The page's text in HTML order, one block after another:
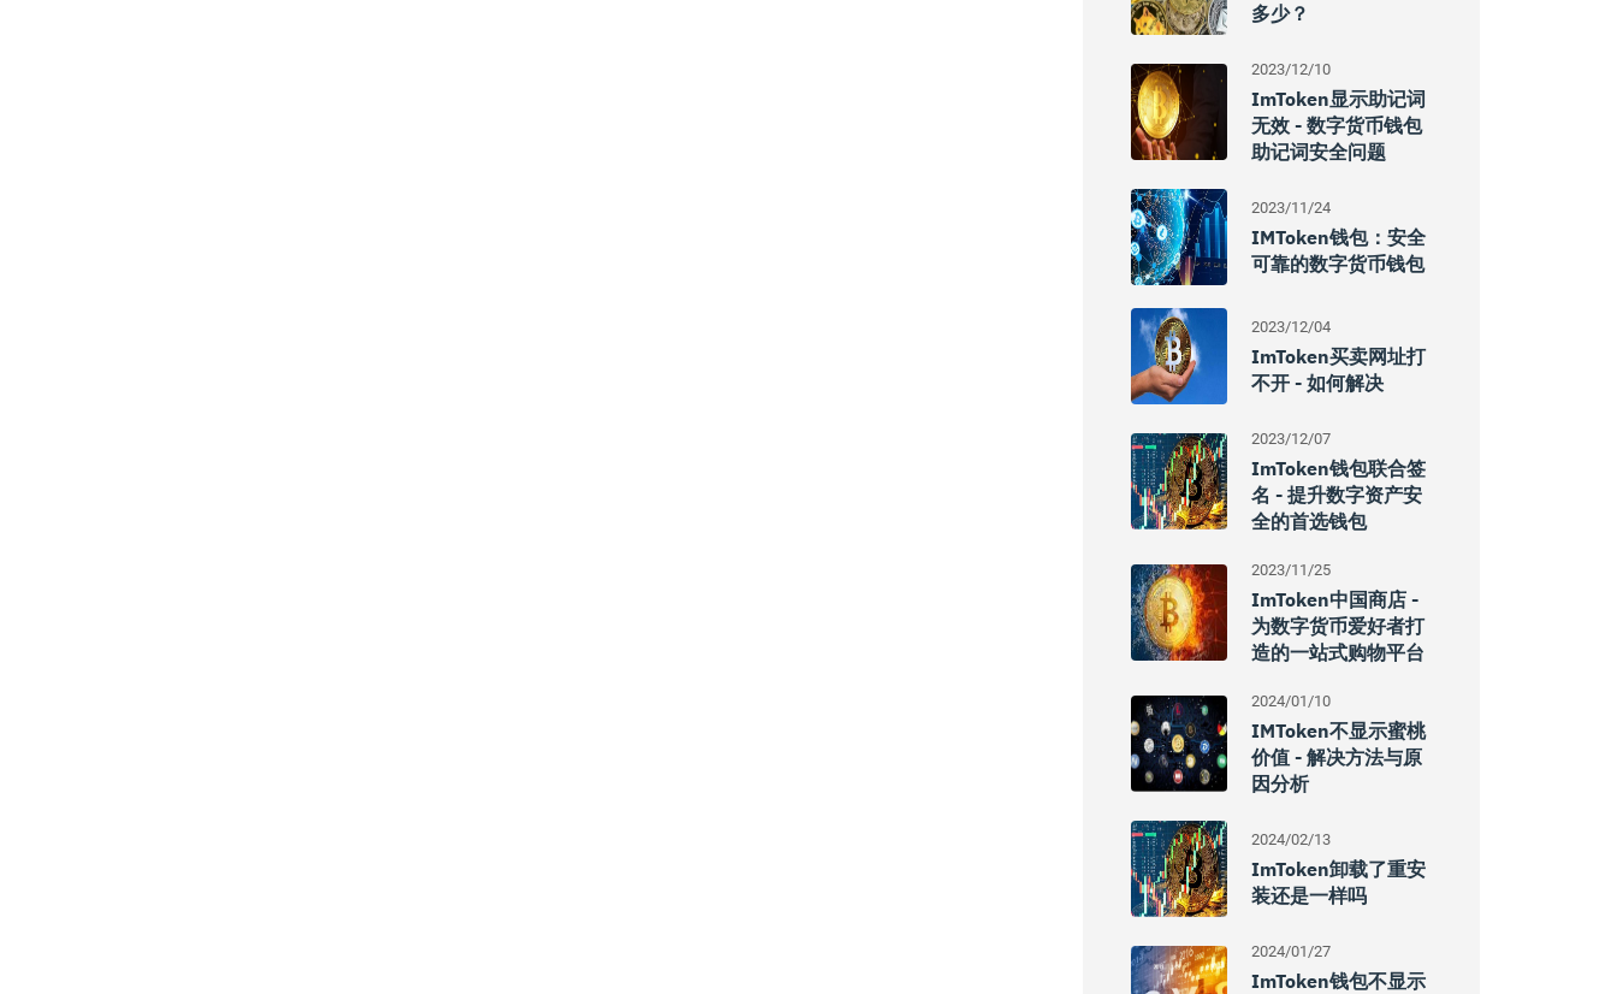
多少？
2023/12/10
ImToken显示助记词
无效 - 数字货币钱包
助记词安全问题
2023/11/24
IMToken钱包：安全
可靠的数字货币钱包
2023/12/04
ImToken买卖网址打
不开 - 如何解决
2023/12/07
ImToken钱包联合签
名 - 提升数字资产安
全的首选钱包
2023/11/25
ImToken中国商店 -
为数字货币爱好者打
造的一站式购物平台
2024/01/10
IMToken不显示蜜桃
价值 - 解决方法与原
因分析
2024/02/13
ImToken卸载了重安
装还是一样吗
2024/01/27
ImToken钱包不显示